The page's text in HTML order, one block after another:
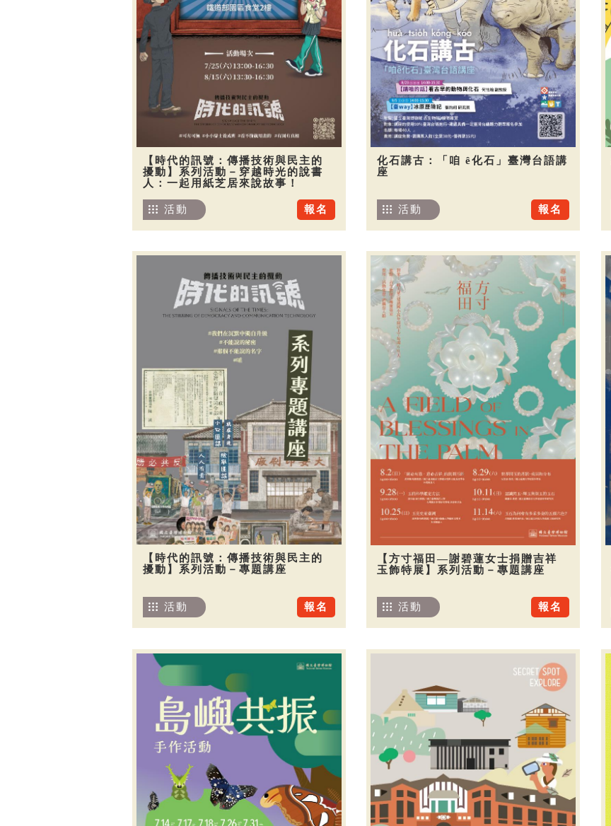
【時代的訊號：傳播技術與民主的
擾動】系列活動－穿越時光的說書
人：一起用紙芝居來說故事！
報名
活動
化石講古：「咱 ê化石」臺灣台語講
座
報名
活動
【時代的訊號：傳播技術與民主的
擾動】系列活動－專題講座
報名
活動
【方寸福田—謝碧蓮女士捐贈吉祥
玉飾特展】系列活動－專題講座
報名
活動